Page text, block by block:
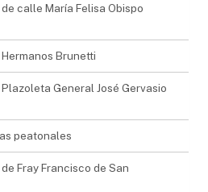
calle María Felisa Obispo
Brunetti
General José Gervasio
peatonales
Fray Francisco de San